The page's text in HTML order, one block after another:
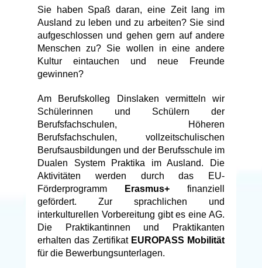
u
a
r
2
0
2
5
b
y
B
R
K
Sie haben Spaß daran, eine Zeit lang im
Ausland zu leben und zu arbeiten? Sie sind
aufgeschlossen und gehen gern auf andere
Menschen zu? Sie wollen in eine andere
Kultur eintauchen und neue Freunde
gewinnen?
Am Berufskolleg Dinslaken vermitteln wir
Schülerinnen und Schülern der
Berufsfachschulen, Höheren
Berufsfachschulen, vollzeitschulischen
Berufsausbildungen und der Berufsschule im
Dualen System Praktika im Ausland. Die
Aktivitäten werden durch das EU-
Förderprogramm
Erasmus+ finanziell
gefördert. Zur sprachlichen und
interkulturellen Vorbereitung gibt es eine AG.
Die Praktikantinnen und Praktikanten
erhalten das Zertifikat EUROPASS Mobilität
für die Bewerbungsunterlagen.